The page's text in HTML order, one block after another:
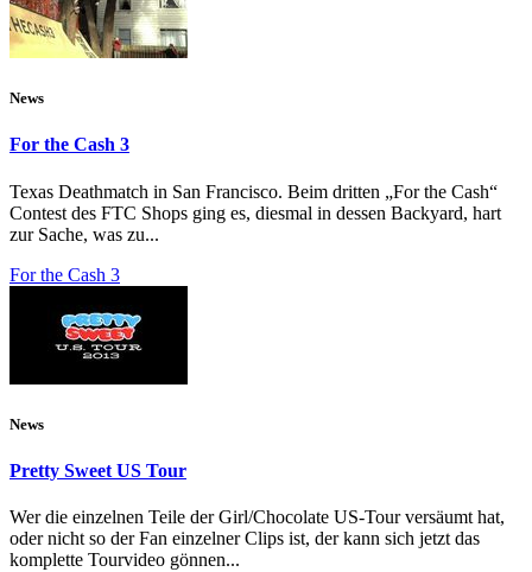
News
For the Cash 3
Texas Deathmatch in San Francisco. Beim dritten „For the Cash“
Contest des FTC Shops ging es, diesmal in dessen Backyard, hart
zur Sache, was zu...
For the Cash 3
News
Pretty Sweet US Tour
Wer die einzelnen Teile der Girl/Chocolate US-Tour versäumt hat,
oder nicht so der Fan einzelner Clips ist, der kann sich jetzt das
komplette Tourvideo gönnen...